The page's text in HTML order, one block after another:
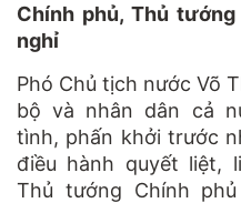
Chính phủ, Thủ
nghỉ
Phó Chủ tịch nước Võ
bộ và nhân dân cả
tình, phấn khởi trước
điều hành quyết liệt,
Thủ tướng Chính